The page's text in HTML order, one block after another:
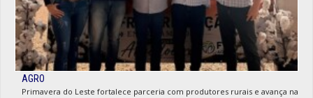
AGRO
Primavera do Leste fortalece parceria com produtores rurais e avança na